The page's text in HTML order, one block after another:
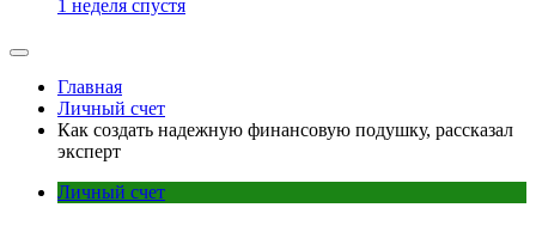
1 неделя спустя
Главная
Личный счет
Как создать надежную финансовую подушку, рассказал
эксперт
Личный счет